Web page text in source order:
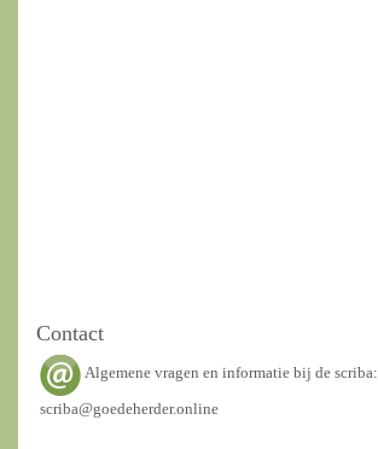
Contact
Algemene vragen en informatie bij de scriba:
scriba@goedeherder.online